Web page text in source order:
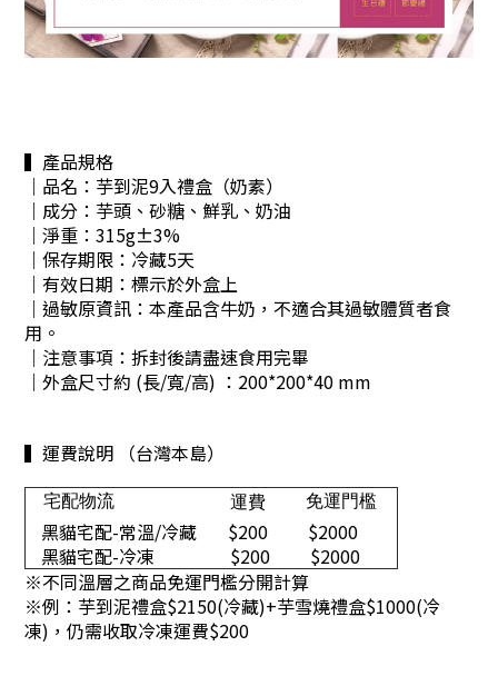
▍產品規格
｜品名：芋到泥9入禮盒（奶素）
｜成分： 芋頭、砂糖、鮮乳、奶油
｜淨重：315g±3%
｜保存期限：冷藏5天
｜有效日期：標示於外盒上
｜過敏原資訊：本產品含牛奶，不適合其過敏體質者食
用。
｜注意事項：拆封後請盡速食用完畢
｜外盒尺寸約 (長/寬/高) ：200*200*40 mm
▍運費說明 （台灣本島）
宅配物流 運費 免運門檻
黑貓宅配-常溫/冷藏 $200
$2000
黑貓宅配-冷凍
$200
$2000
※不同溫層之商品免運門檻分開計算
※例：芋到泥禮盒$2150(冷藏)+芋雪燒禮盒$1000(冷
凍)，仍需收取冷凍運費$200